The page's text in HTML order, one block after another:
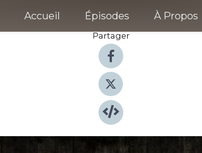
Accueil Épisodes À Propos
Partager